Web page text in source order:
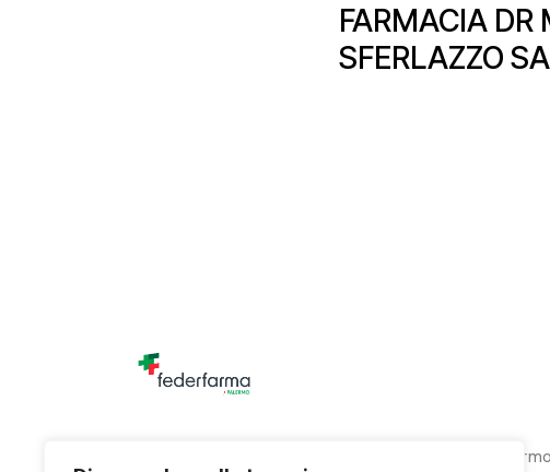
FARMACIA DR
SFERLAZZO
Unione titolari di farmacia della provincia di Palermo.